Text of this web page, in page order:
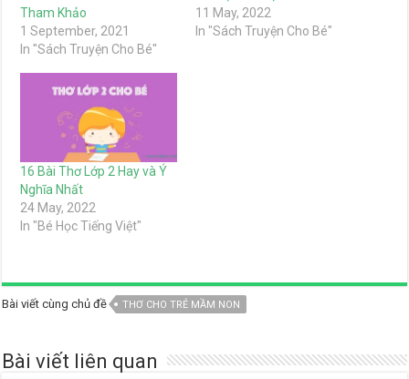
Tham Khảo
1 September, 2021
In "Sách Truyện Cho Bé"
11 May, 2022
In "Sách Truyện Cho Bé"
16 Bài Thơ Lớp 2 Hay và Ý
Nghĩa Nhất
24 May, 2022
In "Bé Học Tiếng Việt"
Bài viết cùng chủ đề THƠ CHO TRẺ MẦM NON
Bài viết liên quan